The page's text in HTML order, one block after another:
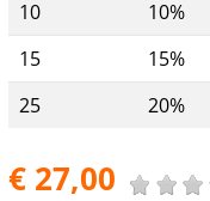
10
10%
15
15%
25
20%
€ 27,00